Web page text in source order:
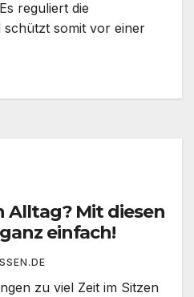
reguliert die
somit vor einer
Alltag? Mit diesen
einfach!
zu viel Zeit im Sitzen